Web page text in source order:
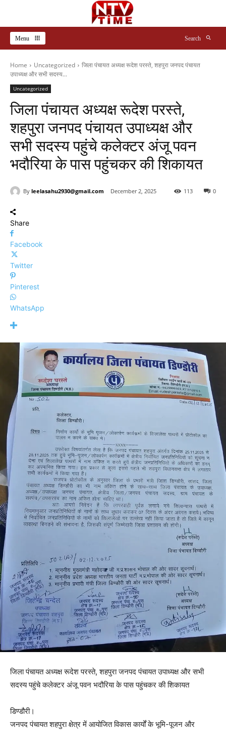
Menu Search
Home Uncategorized
जिला पंचायत अध्यक्ष रूदेश परस्ते, शहपुरा जनपद पंचायत
उपाध्यक्ष और सभी सदस्य...
Uncategorized
जिला पंचायत अध्यक्ष रूदेश परस्ते,
शहपुरा जनपद पंचायत उपाध्यक्ष और
सभी सदस्य पहुंचे कलेक्टर अंजू पवन
भदौरिया के पास पहुंचकर की शिकायत
By leelasahu2930@gmail.com December 2, 2025 0
113
Share
Facebook
Twitter
Pinterest
WhatsApp
जिला पंचायत अध्यक्ष रूदेश परस्ते, शहपुरा जनपद पंचायत उपाध्यक्ष और सभी
सदस्य पहुंचे कलेक्टर अंजू पवन भदौरिया के पास पहुंचकर की शिकायत
डिण्डौरी।
जनपद पंचायत शहपुरा क्षेत्र में आयोजित विकास कार्यों के भूमि-पूजन और